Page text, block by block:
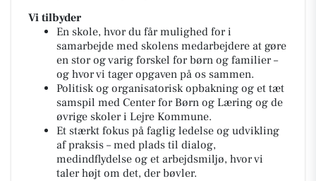
Vi tilbyder
En skole, hvor du får mulighed for i
samarbejde med skolens medarbejdere at gøre
en stor og varig forskel for børn og familier –
og hvor vi tager opgaven på os sammen.
Politisk og organisatorisk opbakning og et tæt
samspil med Center for Børn og Læring og de
øvrige skoler i Lejre Kommune.
Et stærkt fokus på faglig ledelse og udvikling
af praksis – med plads til dialog,
medindflydelse og et arbejdsmiljø, hvor vi
taler højt om det, der bøvler.